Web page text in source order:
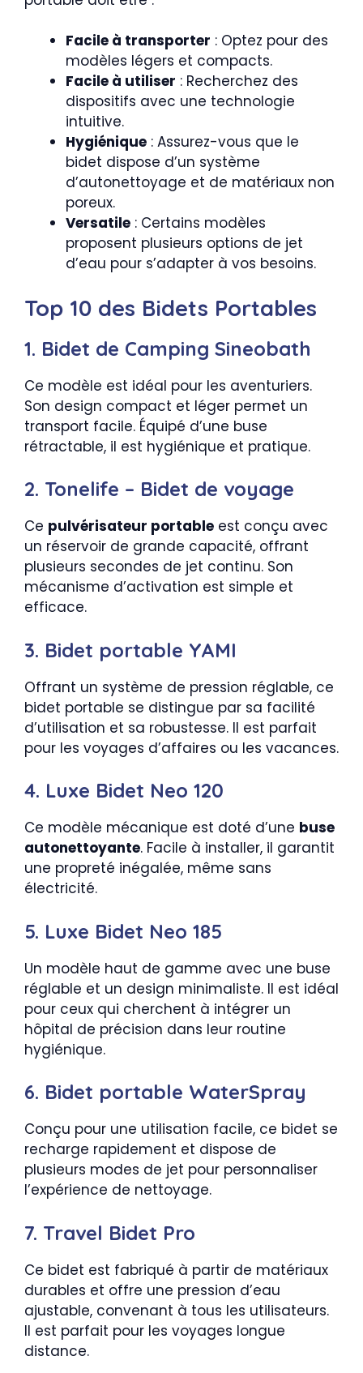
Facile à transporter : Optez pour des
modèles légers et compacts.
Facile à utiliser : Recherchez des
dispositifs avec une technologie
intuitive.
Hygiénique : Assurez-vous que le
bidet dispose d’un système
d’autonettoyage et de matériaux non
poreux.
Versatile : Certains modèles
proposent plusieurs options de jet
d’eau pour s’adapter à vos besoins.
Top 10 des Bidets Portables
1. Bidet de Camping Sineobath
Ce modèle est idéal pour les aventuriers.
Son design compact et léger permet un
transport facile. Équipé d’une buse
rétractable, il est hygiénique et pratique.
2. Tonelife – Bidet de voyage
Ce pulvérisateur portable est conçu avec
un réservoir de grande capacité, offrant
plusieurs secondes de jet continu. Son
mécanisme d’activation est simple et
efficace.
3. Bidet portable YAMI
Offrant un système de pression réglable, ce
bidet portable se distingue par sa facilité
d’utilisation et sa robustesse. Il est parfait
pour les voyages d’affaires ou les vacances.
4. Luxe Bidet Neo 120
Ce modèle mécanique est doté d’une buse
autonettoyante. Facile à installer, il garantit
une propreté inégalée, même sans
électricité.
5. Luxe Bidet Neo 185
Un modèle haut de gamme avec une buse
réglable et un design minimaliste. Il est idéal
pour ceux qui cherchent à intégrer un
hôpital de précision dans leur routine
hygiénique.
6. Bidet portable WaterSpray
Conçu pour une utilisation facile, ce bidet se
recharge rapidement et dispose de
plusieurs modes de jet pour personnaliser
l’expérience de nettoyage.
7. Travel Bidet Pro
Ce bidet est fabriqué à partir de matériaux
durables et offre une pression d’eau
ajustable, convenant à tous les utilisateurs.
Il est parfait pour les voyages longue
distance.